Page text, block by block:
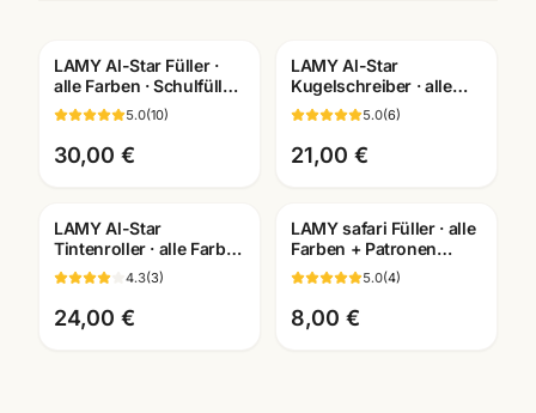
Gratis Gravur
LAMY Al-Star Füller ·
alle Farben · Schulfüller
für Schüler Mannheim
5.0(10)
30,00 €
Gratis Gravur
LAMY Al-Star
Kugelschreiber · alle
Farben +
Sondereditionen ·
Schreibgeräte
Mannheim
5.0(6)
21,00 €
Gratis Gravur
LAMY Al-Star
Tintenroller · alle Farben
· weiches Schreibgefühl
· Mannheim
4.3(3)
24,00 €
LAMY safari Füller · alle
Farben + Patronen
wählbar · Schulfüller
Mannheim
5.0(4)
8,00 €